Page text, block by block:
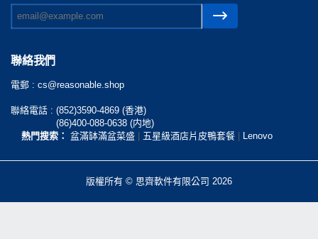
聯絡我們
電郵 : cs@reasonable.shop
聯絡電話 : (852)3590-4869 (香港)
(86)400-088-0638 (内地)
熱門搜索： 盆滿缽滿盆菜盛 五星級酒店片皮鴨套餐 Lenovo
版權所有 © 思齊軟件有限公司 2026